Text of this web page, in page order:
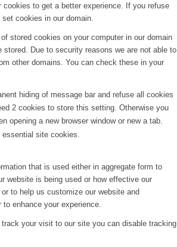
cookies to get a better experience. If you refuse
cookies in our domain.
stored cookies on your computer in our domain
stored. Due to security reasons we are not able to
other domains. You can check these in your
hiding of message bar and refuse all cookies
2 cookies to store this setting. Otherwise you
opening a new browser window or new a tab.
site cookies.
that is used either in aggregate form to
website is being used or how effective our
to help us customize our website and
enhance your experience.
track your visit to our site you can disable tracking